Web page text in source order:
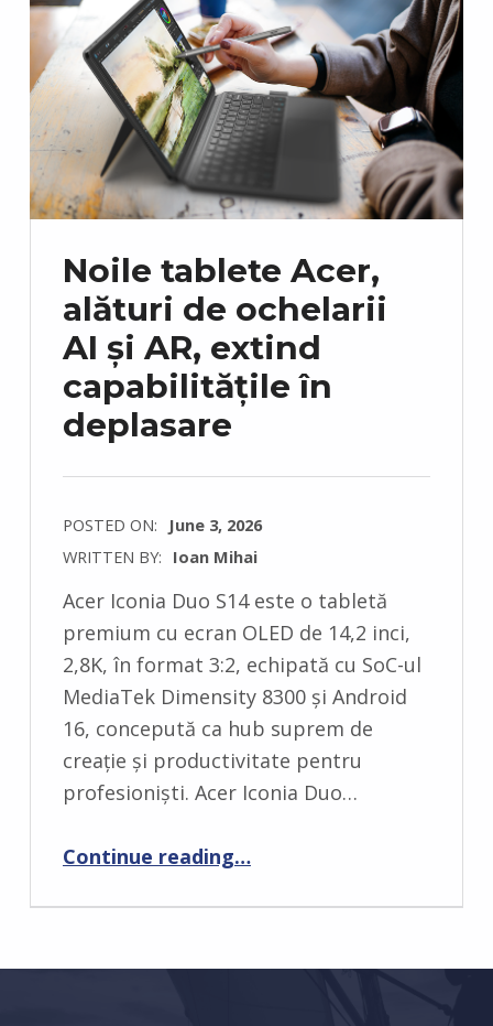
Noile tablete Acer,
alături de ochelarii
AI și AR, extind
capabilitățile în
deplasare
POSTED ON:
June 3, 2026
WRITTEN BY: Ioan Mihai
C
M
M
E
Acer Iconia Duo S14 este o tabletă
premium cu ecran OLED de 14,2 inci,
2,8K, în format 3:2, echipată cu SoC-ul
MediaTek Dimensity 8300 și Android
16, concepută ca hub suprem de
creație și productivitate pentru
profesioniști. Acer Iconia Duo…
Continue reading“Noile tablete Acer, alături de ochelarii AI și AR, extind capabilitățile în deplasare”
…